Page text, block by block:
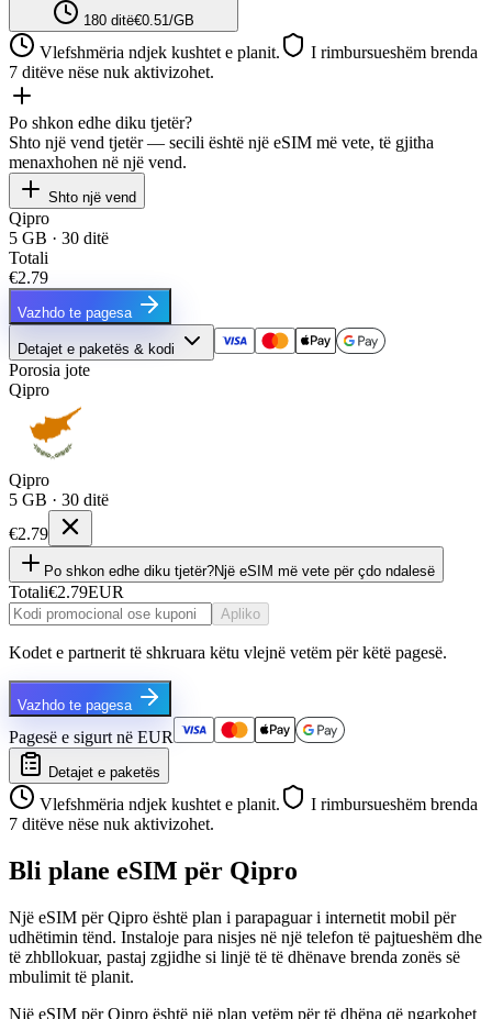
180 ditë€0.51/GB
Vlefshmëria ndjek kushtet e planit.
I rimbursueshëm brenda
7 ditëve nëse nuk aktivizohet.
Po shkon edhe diku tjetër?
Shto një vend tjetër — secili është një eSIM më vete, të gjitha
menaxhohen në një vend.
Shto një vend
Qipro
5 GB · 30 ditë
Totali
€2.79
Vazhdo te pagesa
Detajet e paketës & kodi
Porosia jote
Qipro
Qipro
5 GB · 30 ditë
€2.79
Po shkon edhe diku tjetër?Një eSIM më vete për çdo ndalesë
Totali€2.79EUR
Apliko
Kodet e partnerit të shkruara këtu vlejnë vetëm për këtë pagesë.
Vazhdo te pagesa
Pagesë e sigurt në EUR
Detajet e paketës
Vlefshmëria ndjek kushtet e planit.
I rimbursueshëm brenda
7 ditëve nëse nuk aktivizohet.
Bli plane eSIM për Qipro
Një eSIM për Qipro është plan i parapaguar i internetit mobil për
udhëtimin tënd. Instaloje para nisjes në një telefon të pajtueshëm dhe
të zhbllokuar, pastaj zgjidhe si linjë të të dhënave brenda zonës së
mbulimit të planit.
Një eSIM për Qipro është një plan vetëm për të dhëna që ngarkohet